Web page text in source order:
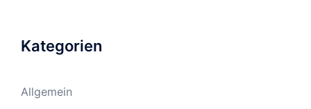
Kategorien
Allgemein